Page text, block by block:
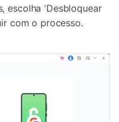
escolha 'Desbloquear
com o processo.